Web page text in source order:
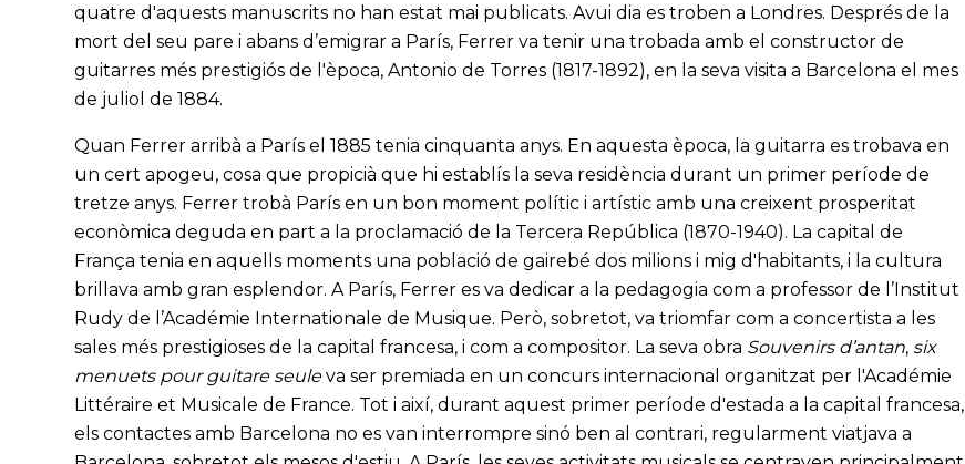
quatre d'aquests manuscrits no han estat mai publicats. Avui dia es troben a Londres. Després de la
mort del seu pare i abans d’emigrar a París, Ferrer va tenir una trobada amb el constructor de
guitarres més prestigiós de l'època, Antonio de Torres (1817-1892), en la seva visita a Barcelona el mes
de juliol de 1884.
Quan Ferrer arribà a París el 1885 tenia cinquanta anys. En aquesta època, la guitarra es trobava en
un cert apogeu, cosa que propicià que hi establís la seva residència durant un primer període de
tretze anys. Ferrer trobà París en un bon moment polític i artístic amb una creixent prosperitat
econòmica deguda en part a la proclamació de la Tercera República (1870-1940). La capital de
França tenia en aquells moments una població de gairebé dos milions i mig d'habitants, i la cultura
brillava amb gran esplendor. A París, Ferrer es va dedicar a la pedagogia com a professor de l’Institut
Rudy de l’Académie Internationale de Musique. Però, sobretot, va triomfar com a concertista a les
sales més prestigioses de la capital francesa, i com a compositor. La seva obra Souvenirs d’antan, six
menuets pour guitare seuleva ser premiada en un concurs internacional organitzat per l'Académie
Littéraire et Musicale de France. Tot i així, durant aquest primer període d'estada a la capital francesa,
els contactes amb Barcelona no es van interrompre sinó ben al contrari, regularment viatjava a